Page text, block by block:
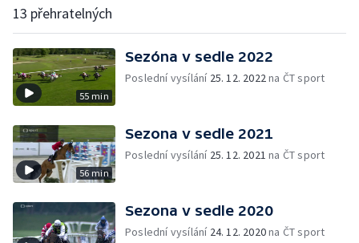
13 přehratelných
55 min
Sezóna v sedle 2022
Poslední vysílání 25. 12. 2022na ČT sport
56 min
Sezona v sedle 2021
Poslední vysílání 25. 12. 2021 na ČT sport
Sezona v sedle 2020
Poslední vysílání 24. 12. 2020na ČT sport